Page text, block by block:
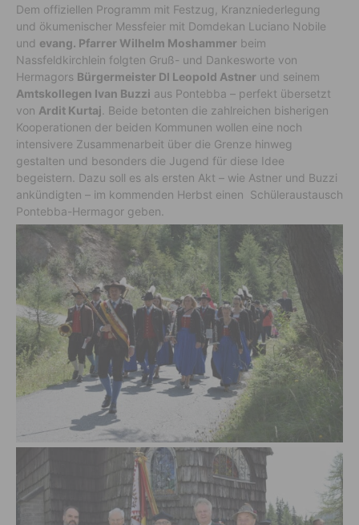
Dem offiziellen Programm mit Festzug, Kranzniederlegung
und ökumenischer Messfeier mit Domdekan Luciano Nobile
und evang. Pfarrer Wilhelm Moshammer beim
Nassfeldkirchlein folgten Gruß- und Dankesworte von
Hermagors Bürgermeister DI Leopold Astner und seinem
Amtskollegen Ivan Buzzi aus Pontebba – perfekt übersetzt
von Ardit Kurtaj . Beide betonten die zahlreichen bisherigen
Kooperationen der beiden Kommunen wollen eine noch
intensivere Zusammenarbeit über die Grenze hinweg
gestalten und besonders die Jugend für diese Idee
begeistern. Dazu soll es als ersten Akt – wie Astner und Buzzi
ankündigten – im kommenden Herbst einen Schüleraustausch
Pontebba-Hermagor geben.